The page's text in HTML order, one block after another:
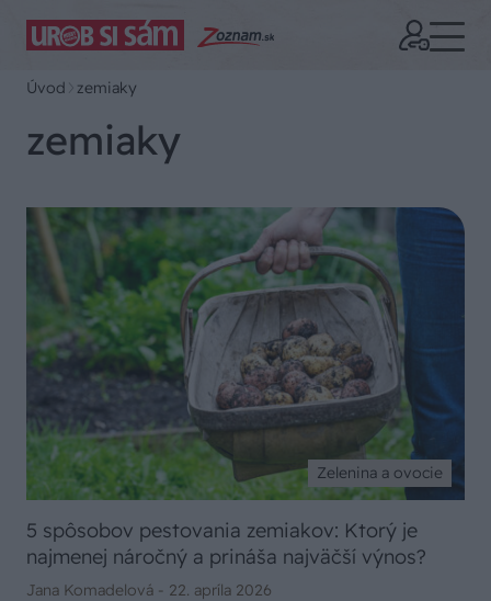
Úvod zemiaky
zemiaky
Zelenina a ovocie
5 spôsobov pestovania zemiakov: Ktorý je
najmenej náročný a prináša najväčší výnos?
Jana Komadelová - 22. apríla 2026